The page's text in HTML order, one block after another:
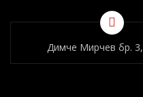
Димче Мирчев бр. 3,